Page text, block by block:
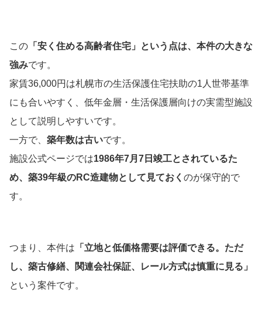
この 「安く住める高齢者住宅」という点は、本件の大きな
強みです。
家賃36,000円は札幌市の生活保護住宅扶助の1人世帯基準
にも合いやすく、低年金層・生活保護層向けの実需型施設
として説明しやすいです。
一方で、 築年数は古いです。
施設公式ページでは1986年7月7日竣工とされているた
め、築39年級のRC造建物として見ておく のが保守的で
す。
つまり、本件は 「立地と低価格需要は評価できる。ただ
し、築古修繕、関連会社保証、レール方式は慎重に見る」
という案件です。